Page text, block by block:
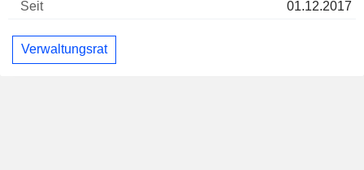
01.12.2017
Verwaltungsrat